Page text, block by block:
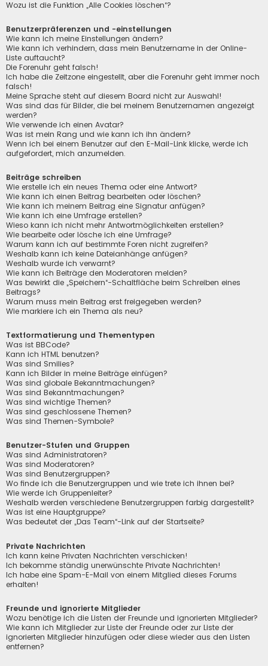
Wozu ist die Funktion „Alle Cookies löschen“?
Benutzerpräferenzen und -einstellungen
Wie kann ich meine Einstellungen ändern?
Wie kann ich verhindern, dass mein Benutzername in der Online-
Liste auftaucht?
Die Forenuhr geht falsch!
Ich habe die Zeitzone eingestellt, aber die Forenuhr geht immer noch
falsch!
Meine Sprache steht auf diesem Board nicht zur Auswahl!
Was sind das für Bilder, die bei meinem Benutzernamen angezeigt
werden?
Wie verwende ich einen Avatar?
Was ist mein Rang und wie kann ich ihn ändern?
Wenn ich bei einem Benutzer auf den E-Mail-Link klicke, werde ich
aufgefordert, mich anzumelden.
Beiträge schreiben
Wie erstelle ich ein neues Thema oder eine Antwort?
Wie kann ich einen Beitrag bearbeiten oder löschen?
Wie kann ich meinem Beitrag eine Signatur anfügen?
Wie kann ich eine Umfrage erstellen?
Wieso kann ich nicht mehr Antwortmöglichkeiten erstellen?
Wie bearbeite oder lösche ich eine Umfrage?
Warum kann ich auf bestimmte Foren nicht zugreifen?
Weshalb kann ich keine Dateianhänge anfügen?
Weshalb wurde ich verwarnt?
Wie kann ich Beiträge den Moderatoren melden?
Was bewirkt die „Speichern“-Schaltfläche beim Schreiben eines
Beitrags?
Warum muss mein Beitrag erst freigegeben werden?
Wie markiere ich ein Thema als neu?
Textformatierung und Thementypen
Was ist BBCode?
Kann ich HTML benutzen?
Was sind Smilies?
Kann ich Bilder in meine Beiträge einfügen?
Was sind globale Bekanntmachungen?
Was sind Bekanntmachungen?
Was sind wichtige Themen?
Was sind geschlossene Themen?
Was sind Themen-Symbole?
Benutzer-Stufen und Gruppen
Was sind Administratoren?
Was sind Moderatoren?
Was sind Benutzergruppen?
Wo finde ich die Benutzergruppen und wie trete ich ihnen bei?
Wie werde ich Gruppenleiter?
Weshalb werden verschiedene Benutzergruppen farbig dargestellt?
Was ist eine Hauptgruppe?
Was bedeutet der „Das Team“-Link auf der Startseite?
Private Nachrichten
Ich kann keine Privaten Nachrichten verschicken!
Ich bekomme ständig unerwünschte Private Nachrichten!
Ich habe eine Spam-E-Mail von einem Mitglied dieses Forums
erhalten!
Freunde und ignorierte Mitglieder
Wozu benötige ich die Listen der Freunde und ignorierten Mitglieder?
Wie kann ich Mitglieder zur Liste der Freunde oder zur Liste der
ignorierten Mitglieder hinzufügen oder diese wieder aus den Listen
entfernen?